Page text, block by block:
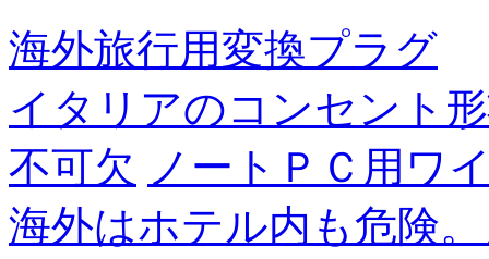
海外旅行用変換プラグ
イタリアのコンセント
不可欠 ノートＰＣ用ワ
海外はホテル内も危険